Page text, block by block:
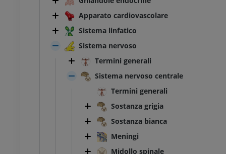
Apparato cardiovascolare
Sistema linfatico
Sistema nervoso
Termini generali
Sistema nervoso centrale
Termini generali
Sostanza grigia
Sostanza bianca
Meningi
Midollo spinale